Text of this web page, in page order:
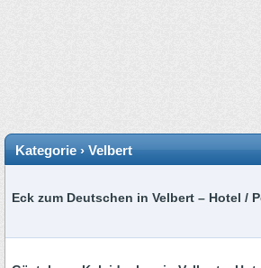
Kategorie › Velbert
Eck zum Deutschen in Velbert – Hotel /